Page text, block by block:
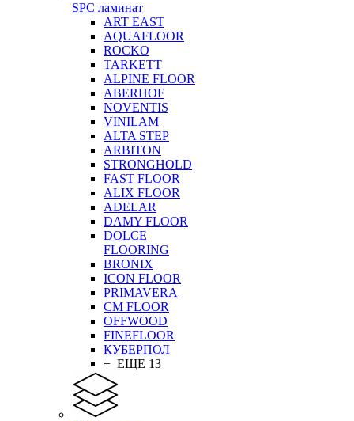
SPC ламинат
ART EAST
AQUAFLOOR
ROCKO
TARKETT
ALPINE FLOOR
ABERHOF
NOVENTIS
VINILAM
ALTA STEP
ARBITON
STRONGHOLD
FAST FLOOR
ALIX FLOOR
ADELAR
DAMY FLOOR
DOLCE
FLOORING
BRONIX
ICON FLOOR
PRIMAVERA
CM FLOOR
OFFWOOD
FINEFLOOR
КУБЕРПОЛ
+ ЕЩЕ 13